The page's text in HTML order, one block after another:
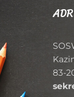
83-